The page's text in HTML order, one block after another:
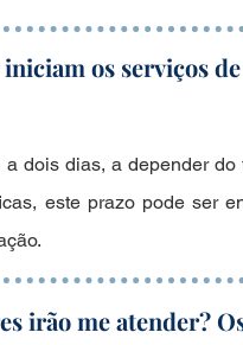
os serviços
dois dias, a depender
este prazo pode ser
irão me atender?